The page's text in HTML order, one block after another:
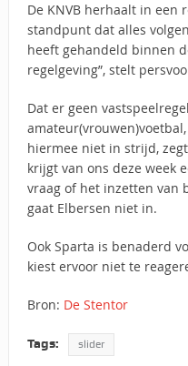
De KNVB herhaalt in een
standpunt dat alles
heeft gehandeld binnen
regelgeving”, stelt
Dat er geen
hiermee niet in strijd,
krijgt van ons deze week
vraag of het inzetten van
gaat Elbersen niet in.
Ook Sparta is benaderd
kiest ervoor niet te
Bron: De Stentor
Tags: slider